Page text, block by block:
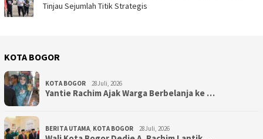
Tinjau Sejumlah Titik Strategis ‎
KOTA BOGOR
KOTA BOGOR 28Juli, 2026
‎Yantie Rachim Ajak Warga Berbelanja ke …
BERITA UTAMA, KOTA BOGOR 28Juli, 2026